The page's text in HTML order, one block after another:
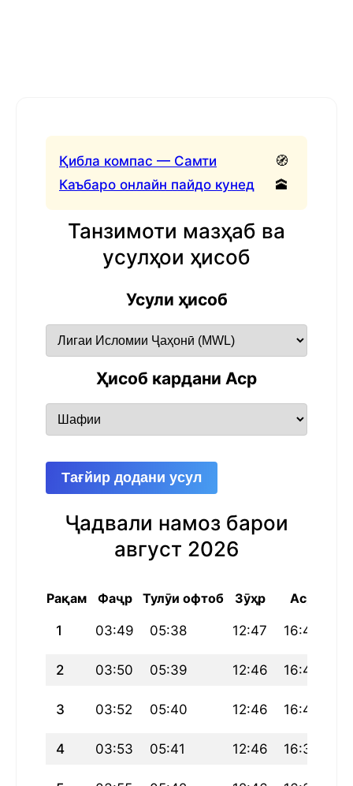
Қибла компас — Самти
Каъбаро онлайн пайдо кунед
🧭
🕋
Танзимоти мазҳаб ва
усулҳои ҳисоб
Усули ҳисоб
Ҳисоб кардани Аср
Тағйир додани усул
Ҷадвали намоз барои
август 2026
Рақам Фаҷр Тулӯи офтоб Зӯҳр Аср
1 03:49 05:38 12:47 16:41
2 03:50 05:39 12:46 16:40
3 03:52 05:40 12:46 16:40
4 03:53 05:41 12:46 16:39